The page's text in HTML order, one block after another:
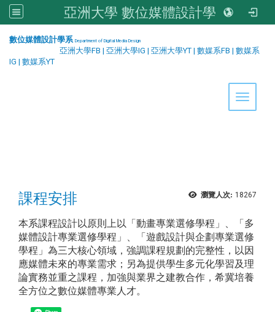
亞洲大學 數位媒體設計學系
數位媒體設計學系 Department of Digital Media Design
亞洲大學FB | 亞洲大學IG | 亞洲大學YT | 數媒系FB | 數媒系
IG | 數媒系YT
Toggle
瀏覽人次: 18267
課程安排
本系課程設計以原則上以「動畫專業選修學程」、「多
媒體設計專業選修學程」、「遊戲設計與企劃專業選修
學程」為三大核心領域，強調課程規劃的完整性，以因
應媒體未來的專業需求；另為提供學生多元化學習及理
論實務並重之課程，加強與業界之建教合作，希冀培養
全方位之數位媒體專業人才。